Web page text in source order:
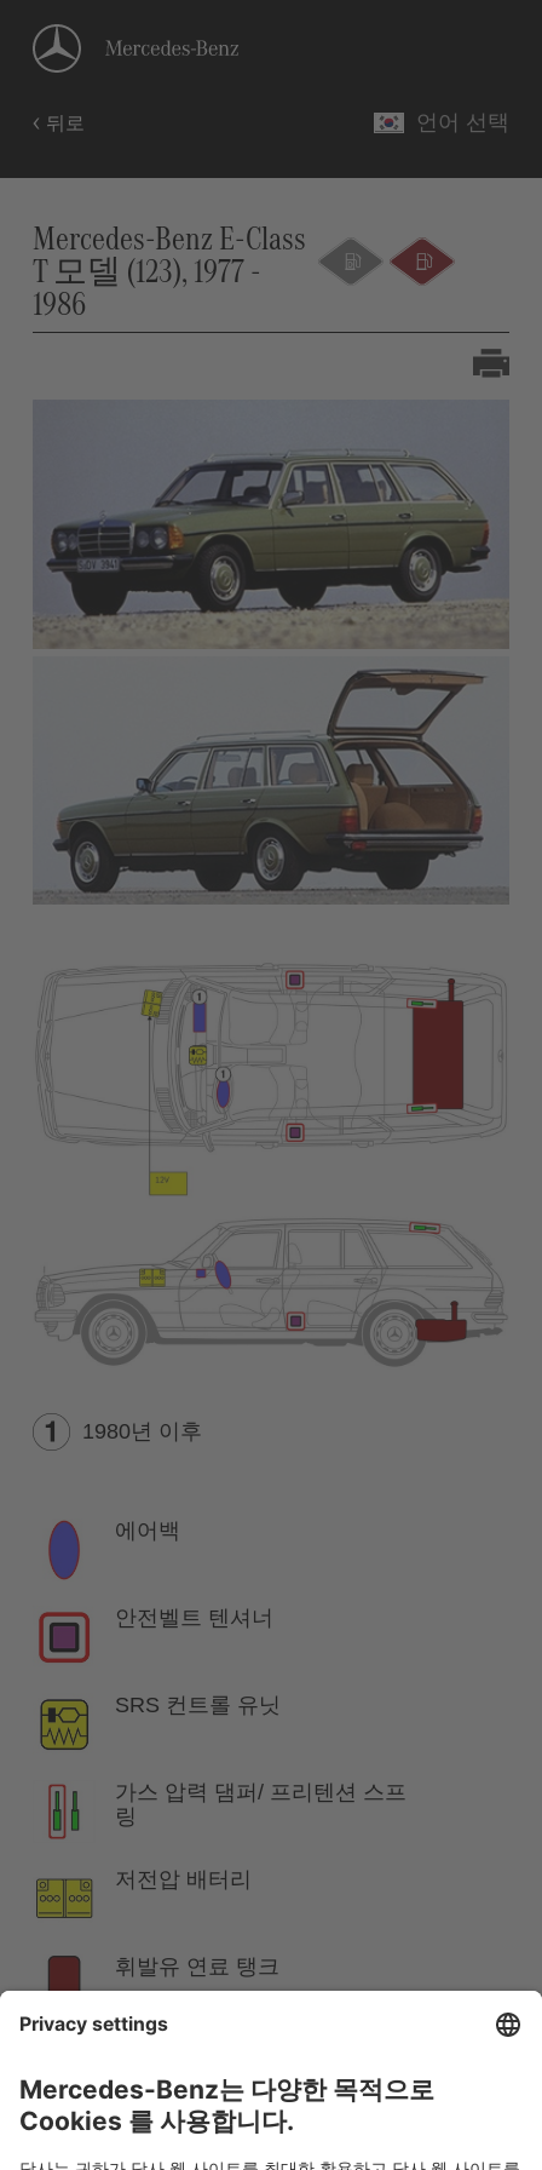
뒤로 언어 선택
Mercedes-Benz E-Class
T 모델 (123), 1977 -
1986
1980년 이후
에어백
안전벨트 텐셔너
SRS 컨트롤 유닛
가스 압력 댐퍼/ 프리텐션 스프
링
저전압 배터리
휘발유 연료 탱크